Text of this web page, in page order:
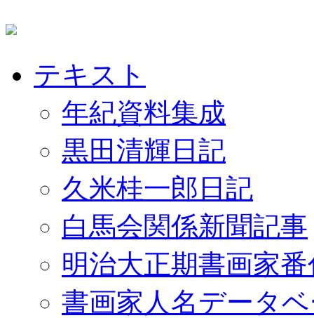
テキスト
年紀資料集成
黒田清輝日記
久米桂一郎日記
白馬会関係新聞記事
明治大正期書画家
書画家人名データ